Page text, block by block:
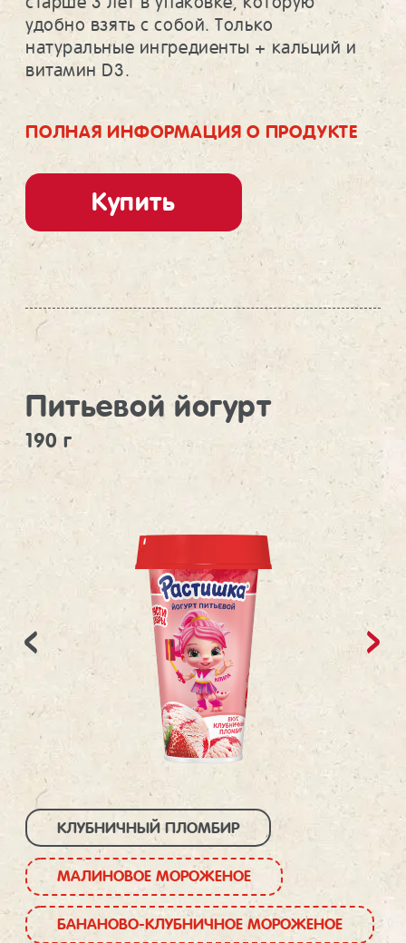
удобно взять с собой. Только
натуральные ингредиенты + кальций и
витамин D3.
ПОЛНАЯ ИНФОРМАЦИЯ О ПРОДУКТЕ
Купить
Питьевой йогурт
190 г
КЛУБНИЧНЫЙ ПЛОМБИР
МАЛИНОВОЕ МОРОЖЕНОЕ
БАНАНОВО-КЛУБНИЧНОЕ МОРОЖЕНОЕ